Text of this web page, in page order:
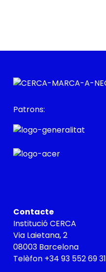
Patrons:
Contacte
Institució CERCA
Via Laietana, 2
08003 Barcelona
Telèfon +34 93 552 69 31